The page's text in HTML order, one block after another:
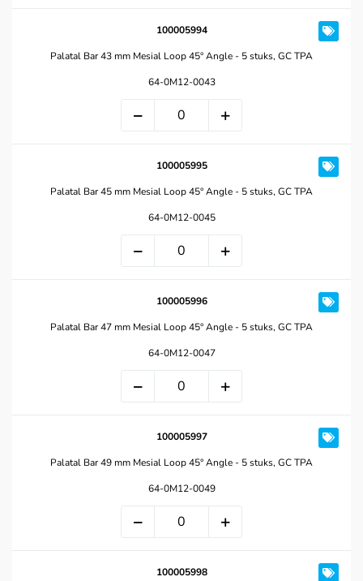
100005994
Palatal Bar 43 mm Mesial Loop 45° Angle - 5 stuks, GC TPA
64-0M12-0043
100005995
Palatal Bar 45 mm Mesial Loop 45° Angle - 5 stuks, GC TPA
64-0M12-0045
100005996
Palatal Bar 47 mm Mesial Loop 45° Angle - 5 stuks, GC TPA
64-0M12-0047
100005997
Palatal Bar 49 mm Mesial Loop 45° Angle - 5 stuks, GC TPA
64-0M12-0049
100005998